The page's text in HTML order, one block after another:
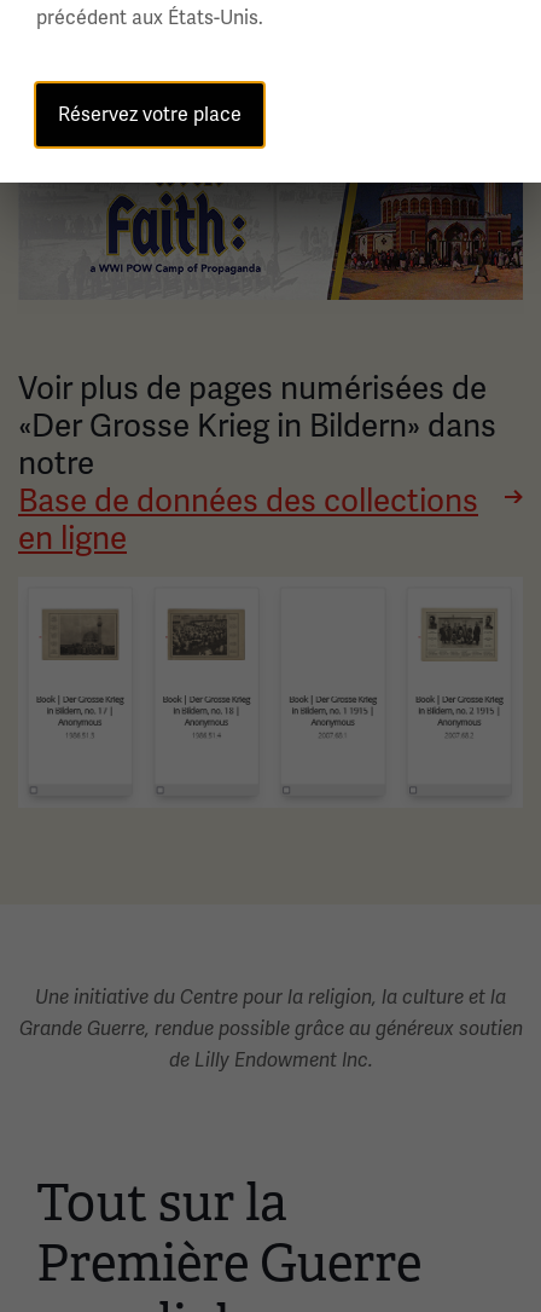
Image(s)
Voir plus de pages numérisées de
«Der Grosse Krieg in Bildern» dans
notre
Base de données des collections
en ligne
Une initiative du Centre pour la religion, la culture et la
Grande Guerre, rendue possible grâce au généreux soutien
de Lilly Endowment Inc.
Ceci
est
un
carrousel.
Tout sur la
Première Guerre
précédent aux États-Unis.
Réservez votre place